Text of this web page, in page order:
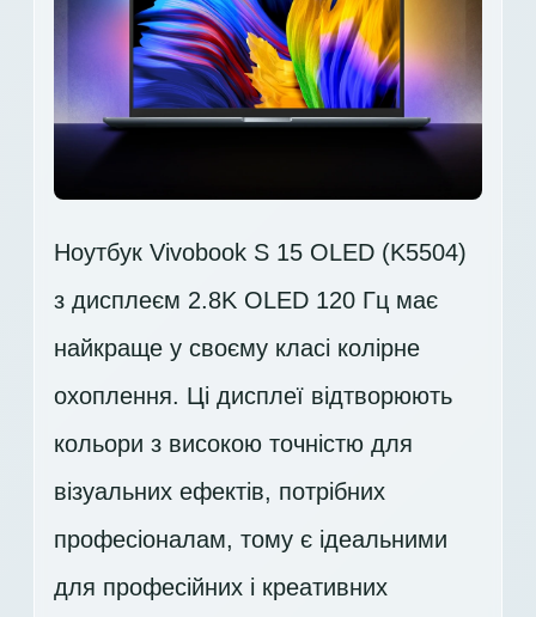
Ноутбук Vivobook S 15 OLED (K5504)
з дисплеєм 2.8K OLED 120 Гц має
найкраще у своєму класі колірне
охоплення. Ці дисплеї відтворюють
кольори з високою точністю для
візуальних ефектів, потрібних
професіоналам, тому є ідеальними
для професійних і креативних